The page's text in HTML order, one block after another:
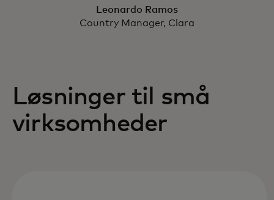
Leonardo Ramos
Country Manager, Clara
Løsninger til små
virksomheder